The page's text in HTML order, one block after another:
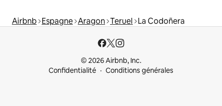
Airbnb Espagne Aragon Teruel La Codoñera
© 2026 Airbnb, Inc.
Confidentialité
Conditions générales